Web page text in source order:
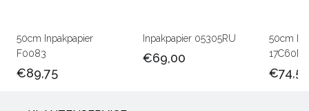
50cm Inpakpapier
F0083
€89,75
Inpakpapier 05305RU
€69,00
50cm
€74,50